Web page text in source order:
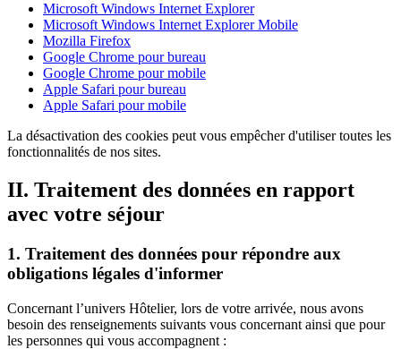
Microsoft Windows Internet Explorer
Microsoft Windows Internet Explorer Mobile
Mozilla Firefox
Google Chrome pour bureau
Google Chrome pour mobile
Apple Safari pour bureau
Apple Safari pour mobile
La désactivation des cookies peut vous empêcher d'utiliser toutes les
fonctionnalités de nos sites.
II. Traitement des données en rapport
avec votre séjour
1. Traitement des données pour répondre aux
obligations légales d'informer
Concernant l’univers Hôtelier, lors de votre arrivée, nous avons
besoin des renseignements suivants vous concernant ainsi que pour
les personnes qui vous accompagnent :